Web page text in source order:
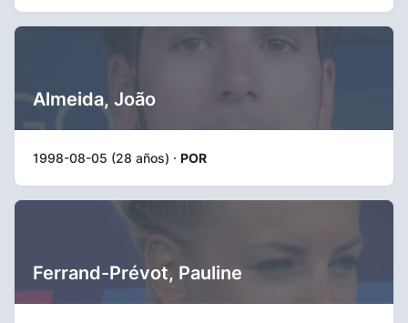
Almeida, João
1998-08-05 (28 años) · POR
Ferrand-Prévot, Pauline